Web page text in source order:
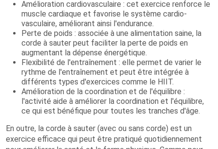
Amélioration cardiovasculaire : cet exercice renforce le
muscle cardiaque et favorise le système cardio-
vasculaire, améliorant ainsi l'endurance.
Perte de poids : associée à une alimentation saine, la
corde à sauter peut faciliter la perte de poids en
augmentant la dépense énergétique.
Flexibilité de l'entraînement : elle permet de varier le
rythme de l'entraînement et peut être intégrée à
différents types d'exercices comme le HIIT.
Amélioration de la coordination et de l'équilibre :
l'activité aide à améliorer la coordination et l'équilibre,
ce qui est bénéfique pour toutes les tranches d'âge.
En outre, la corde à sauter (avec ou sans corde) est un
exercice efficace qui peut être pratiqué quotidiennement